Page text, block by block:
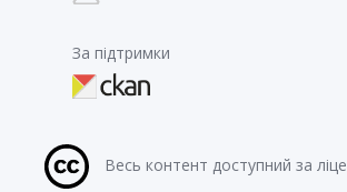
За підтримки
Весь контент доступний за